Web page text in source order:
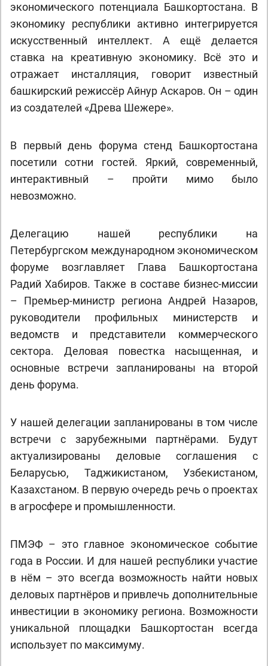
экономического потенциала Башкортостана. В
экономику республики активно интегрируется
искусственный интеллект. А ещё делается
ставка на креативную экономику. Всё это и
отражает инсталляция, говорит известный
башкирский режиссёр Айнур Аскаров. Он – один
из создателей «Древа Шежере».
В первый день форума стенд Башкортостана
посетили сотни гостей. Яркий, современный,
интерактивный – пройти мимо было
невозможно.
Делегацию нашей республики на
Петербургском международном экономическом
форуме возглавляет Глава Башкортостана
Радий Хабиров. Также в составе бизнес-миссии
– Премьер-министр региона Андрей Назаров,
руководители профильных министерств и
ведомств и представители коммерческого
сектора. Деловая повестка насыщенная, и
основные встречи запланированы на второй
день форума.
У нашей делегации запланированы в том числе
встречи с зарубежными партнёрами. Будут
актуализированы деловые соглашения с
Беларусью, Таджикистаном, Узбекистаном,
Казахстаном. В первую очередь речь о проектах
в агросфере и промышленности.
ПМЭФ – это главное экономическое событие
года в России. И для нашей республики участие
в нём – это всегда возможность найти новых
деловых партнёров и привлечь дополнительные
инвестиции в экономику региона. Возможности
уникальной площадки Башкортостан всегда
использует по максимуму.